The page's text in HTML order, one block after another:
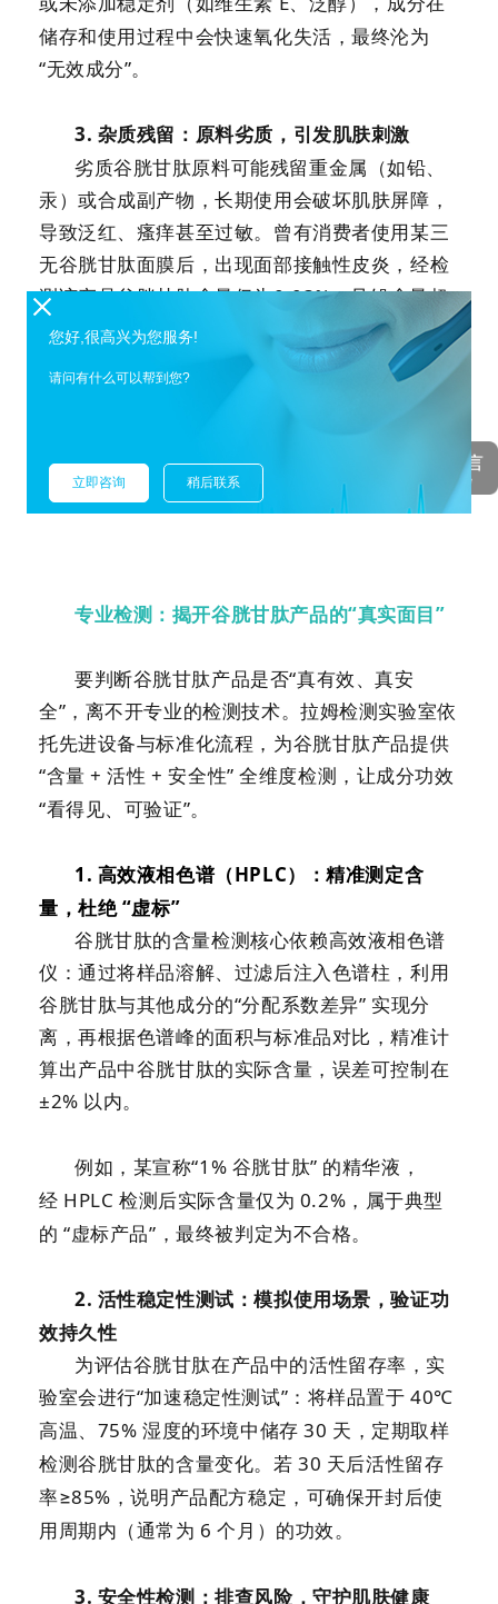
储存和使用过程中会快速氧化失活，最终沦为
“无效成分”。
3. 杂质残留：原料劣质，引发肌肤刺激
劣质谷胱甘肽原料可能残留重金属（如铅、
汞）或合成副产物，长期使用会破坏肌肤屏障，
导致泛红、瘙痒甚至过敏。曾有消费者使用某三
无谷胱甘肽面膜后，出现面部接触性皮炎，经检
测该产品谷胱甘肽含量仅为0.03%，且铅含量超
标5 倍。
拉姆检测化妆品联合实验室，欢迎来电咨询：4006160084
专业检测：揭开谷胱甘肽产品的“真实面目”
要判断谷胱甘肽产品是否“真有效、真安
全”，离不开专业的检测技术。拉姆检测实验室依
托先进设备与标准化流程，为谷胱甘肽产品提供
“含量+活性+安全性” 全维度检测，让成分功效
“看得见、可验证”。
1. 高效液相色谱（HPLC）：精准测定含
量，杜绝 “虚标”
谷胱甘肽的含量检测核心依赖高效液相色谱
仪：通过将样品溶解、过滤后注入色谱柱，利用
谷胱甘肽与其他成分的“分配系数差异” 实现分
离，再根据色谱峰的面积与标准品对比，精准计
算出产品中谷胱甘肽的实际含量，误差可控制在
±2% 以内。
例如，某宣称“1% 谷胱甘肽” 的精华液，
经 HPLC检测后实际含量仅为 0.2% ，属于典型
的 “虚标产品”，最终被判定为不合格。
2. 活性稳定性测试：模拟使用场景，验证功
效持久性
为评估谷胱甘肽在产品中的活性留存率，实
验室会进行“加速稳定性测试”：将样品置于40℃
高温、 75%湿度的环境中储存30 天，定期取样
检测谷胱甘肽的含量变化。若30 天后活性留存
率≥85% ，说明产品配方稳定，可确保开封后使
用周期内（通常为 6个月）的功效。
3. 安全性检测：排查风险，守护肌肤健康
您好,很高兴为您服务!
请问有什么可以帮到您?
立即咨询 稍后联系